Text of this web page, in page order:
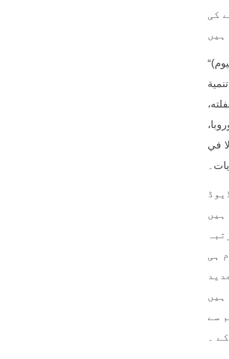
کی
“والغريب في أمر هذا الفيلسوف أنه سلك سبيل الفلسفة الحسية قبل (دافيد هيوم)
في
ہی
ہیں
سے
۔